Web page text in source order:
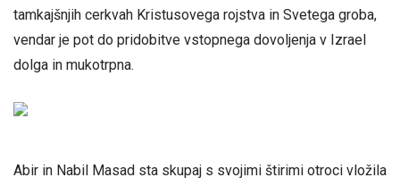
tamkajšnjih cerkvah Kristusovega rojstva in Svetega groba,
vendar je pot do pridobitve vstopnega dovoljenja v Izrael
dolga in mukotrpna.
Abir in Nabil Masad sta skupaj s svojimi štirimi otroci vložila